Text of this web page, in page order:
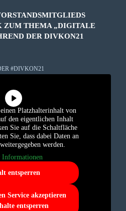
ZUM THEMA „DIGITALE
DER DIVKON21
#DIVKON21
einen Platzhalterinhalt von
den eigentlichen Inhalt
Sie auf die Schaltfläche
Sie, dass dabei Daten an
werden.
Informationen
entsperren
Service akzeptieren
entsperren